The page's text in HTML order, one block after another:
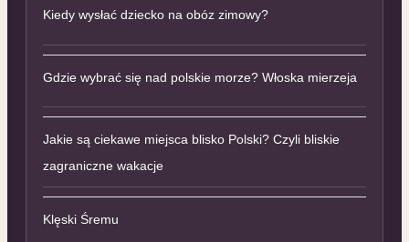
Kiedy wysłać dziecko na obóz zimowy?
Gdzie wybrać się nad polskie morze? Włoska mierzeja
Jakie są ciekawe miejsca blisko Polski? Czyli bliskie
zagraniczne wakacje
Klęski Śremu